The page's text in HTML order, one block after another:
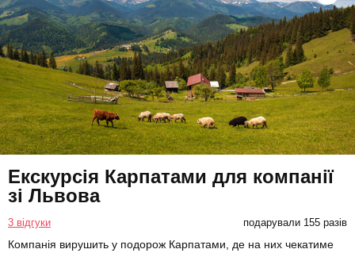
Екскурсія Карпатами для компанії
зі Львова
3 відгуки подарували 155 разів
Компанія вирушить у подорож Карпатами, де на них чекатиме